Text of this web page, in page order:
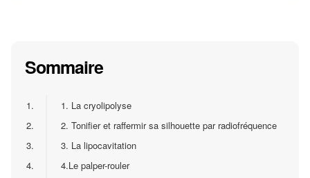
Sommaire
1.
1. La cryolipolyse
2.
2. Tonifier et raffermir sa silhouette par radiofréquence
3.
3. La lipocavitation
4.
4.Le palper-rouler